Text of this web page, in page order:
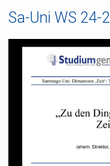
Sa-Uni WS 24-